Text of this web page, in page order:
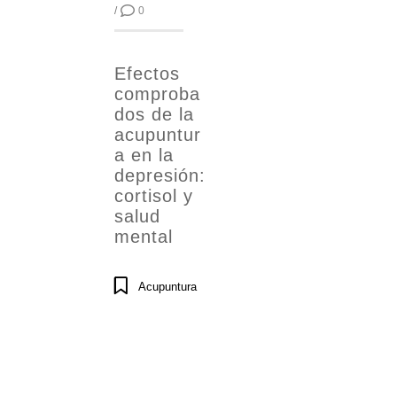
/ 0
Efectos
comproba
dos de la
acupuntur
a en la
depresión:
cortisol y
salud
mental
Acupuntura